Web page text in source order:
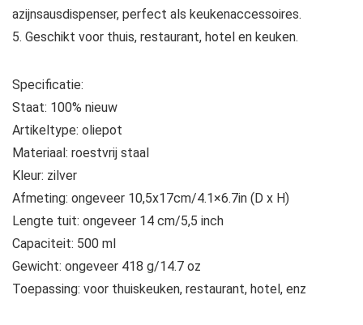
azijnsausdispenser, perfect als keukenaccessoires.
5. Geschikt voor thuis, restaurant, hotel en keuken.
Specificatie:
Staat: 100% nieuw
Artikeltype: oliepot
Materiaal: roestvrij staal
Kleur: zilver
Afmeting: ongeveer 10,5x17cm/4.1×6.7in (D x H)
Lengte tuit: ongeveer 14 cm/5,5 inch
Capaciteit: 500 ml
Gewicht: ongeveer 418 g/14.7 oz
Toepassing: voor thuiskeuken, restaurant, hotel, enz